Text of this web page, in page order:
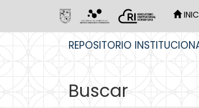
REPOSITORIO
Buscar